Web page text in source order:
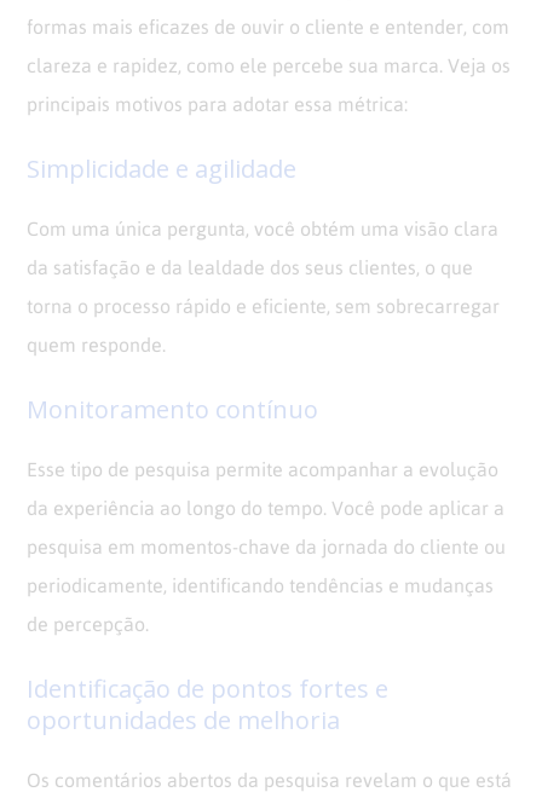
formas mais eficazes de ouvir o cliente e entender, com
clareza e rapidez, como ele percebe sua marca. Veja os
principais motivos para adotar essa métrica:
Simplicidade e agilidade
Com uma única pergunta, você obtém uma visão clara
da satisfação e da lealdade dos seus clientes, o que
torna o processo rápido e eficiente, sem sobrecarregar
quem responde.
Monitoramento contínuo
Esse tipo de pesquisa permite acompanhar a evolução
da experiência ao longo do tempo. Você pode aplicar a
pesquisa em momentos-chave da jornada do cliente ou
periodicamente, identificando tendências e mudanças
de percepção.
Identificação de pontos fortes e
oportunidades de melhoria
Os comentários abertos da pesquisa revelam o que está